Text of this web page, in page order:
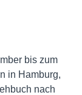
bis zum
in Hamburg,
nach